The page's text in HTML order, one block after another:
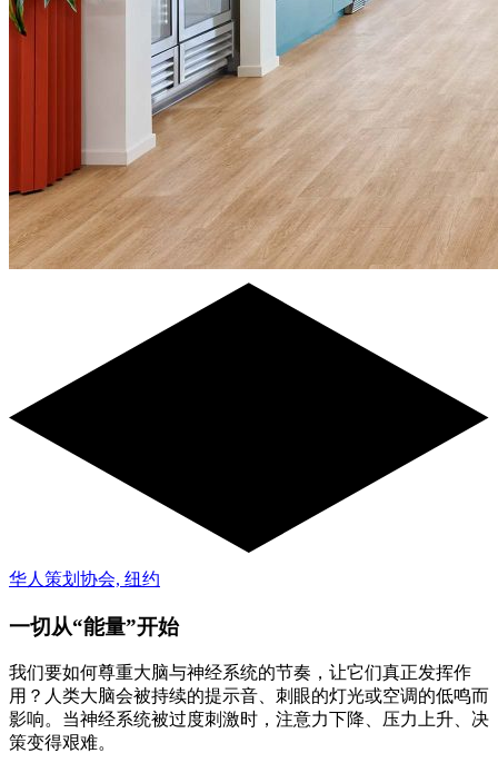
华人策划协会, 纽约
一切从“能量”开始
我们要如何尊重大脑与神经系统的节奏，让它们真正发挥作
用？人类大脑会被持续的提示音、刺眼的灯光或空调的低鸣而
影响。当神经系统被过度刺激时，注意力下降、压力上升、决
策变得艰难。